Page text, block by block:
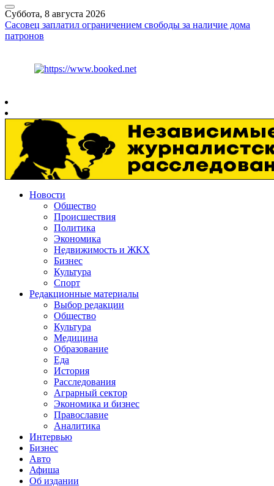
Суббота, 8 августа 2026
Сасовец заплатил ограничением свободы за наличие дома
патронов
Новости
Общество
Происшествия
Политика
Экономика
Недвижимость и ЖКХ
Бизнес
Культура
Спорт
Редакционные материалы
Выбор редакции
Общество
Культура
Медицина
Образование
Еда
История
Расследования
Аграрный сектор
Экономика и бизнес
Православие
Аналитика
Интервью
Бизнес
Авто
Афиша
Об издании